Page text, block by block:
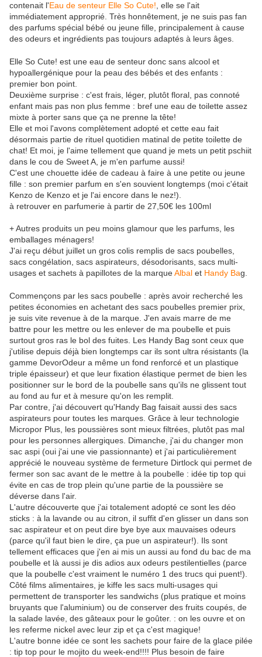
contenait l'Eau de senteur Elle So Cute! , elle se l'ait
immédiatement approprié. Très honnêtement, je ne suis pas fan
des parfums spécial bébé ou jeune fille, principalement à cause
des odeurs et ingrédients pas toujours adaptés à leurs âges.
Elle So Cute! est une eau de senteur donc sans alcool et
hypoallergénique pour la peau des bébés et des enfants :
premier bon point.
Deuxième surprise : c'est frais, léger, plutôt floral, pas connoté
enfant mais pas non plus femme : bref une eau de toilette assez
mixte à porter sans que ça ne prenne la tête!
Elle et moi l'avons complètement adopté et cette eau fait
désormais partie de rituel quotidien matinal de petite toilette de
chat! Et moi, je l'aime tellement que quand je mets un petit pschiit
dans le cou de Sweet A, je m'en parfume aussi!
C'est une chouette idée de cadeau à faire à une petite ou jeune
fille : son premier parfum en s'en souvient longtemps (moi c'était
Kenzo de Kenzo et je l'ai encore dans le nez!).
à retrouver en parfumerie à partir de 27,50€ les 100ml
+ Autres produits un peu moins glamour que les parfums, les
emballages ménagers!
J'ai reçu début juillet un gros colis remplis de sacs poubelles,
sacs congélation, sacs aspirateurs, désodorisants, sacs multi-
usages et sachets à papillotes de la marqueAlbal et Handy Bag.
Commençons par les sacs poubelle : après avoir recherché les
petites économies en achetant des sacs poubelles premier prix,
je suis vite revenue à de la marque. J'en avais marre de me
battre pour les mettre ou les enlever de ma poubelle et puis
surtout gros ras le bol des fuites. Les Handy Bag sont ceux que
j'utilise depuis déjà bien longtemps car ils sont ultra résistants (la
gamme DevorOdeur a même un fond renforcé et un plastique
triple épaisseur) et que leur fixation élastique permet de bien les
positionner sur le bord de la poubelle sans qu'ils ne glissent tout
au fond au fur et à mesure qu'on les remplit.
Par contre, j'ai découvert qu'Handy Bag faisait aussi des sacs
aspirateurs pour toutes les marques. Grâce à leur technologie
Micropor Plus, les poussières sont mieux filtrées, plutôt pas mal
pour les personnes allergiques. Dimanche, j'ai du changer mon
sac aspi (oui j'ai une vie passionnante) et j'ai particulièrement
apprécié le nouveau système de fermeture Dirtlock qui permet de
fermer son sac avant de le mettre à la poubelle : idée tip top qui
évite en cas de trop plein qu'une partie de la poussière se
déverse dans l'air.
L'autre découverte que j'ai totalement adopté ce sont les déo
sticks : à la lavande ou au citron, il suffit d'en glisser un dans son
sac aspirateur et on peut dire bye bye aux mauvaises odeurs
(parce qu'il faut bien le dire, ça pue un aspirateur!). Ils sont
tellement efficaces que j'en ai mis un aussi au fond du bac de ma
poubelle et là aussi je dis adios aux odeurs pestilentielles (parce
que la poubelle c'est vraiment le numéro 1 des trucs qui puent!).
Côté films alimentaires, je kiffe les sacs multi-usages qui
permettent de transporter les sandwichs (plus pratique et moins
bruyants que l'aluminium) ou de conserver des fruits coupés, de
la salade lavée, des gâteaux pour le goûter. : on les ouvre et on
les referme nickel avec leur zip et ça c'est magique!
L'autre bonne idée ce sont les sachets pour faire de la glace pilée
: tip top pour le mojito du week-end!!!! Plus besoin de faire